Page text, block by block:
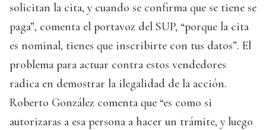
solicitan la cita, y cuando se confirma que se tiene se
paga”, comenta el portavoz del SUP, “porque la cita
es nominal, tienes que inscribirte con tus datos”. El
problema para actuar contra estos vendedores
radica en demostrar la ilegalidad de la acción.
Roberto González comenta que “es como si
autorizaras a esa persona a hacer un trámite, y luego